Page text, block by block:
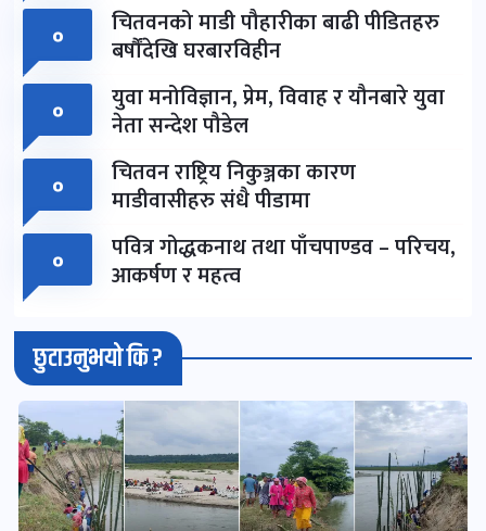
०
चितवनको माडी पौहारीका बाढी पीडितहरु
बर्षौंदेखि घरबारविहीन
०
युवा मनोविज्ञान, प्रेम, विवाह र यौनबारे युवा
नेता सन्देश पौडेल
०
चितवन राष्ट्रिय निकुञ्जका कारण
माडीवासीहरु संधै पीडामा
०
पवित्र गोद्धकनाथ तथा पाँचपाण्डव – परिचय,
आकर्षण र महत्व
छुटाउनुभयो कि ?